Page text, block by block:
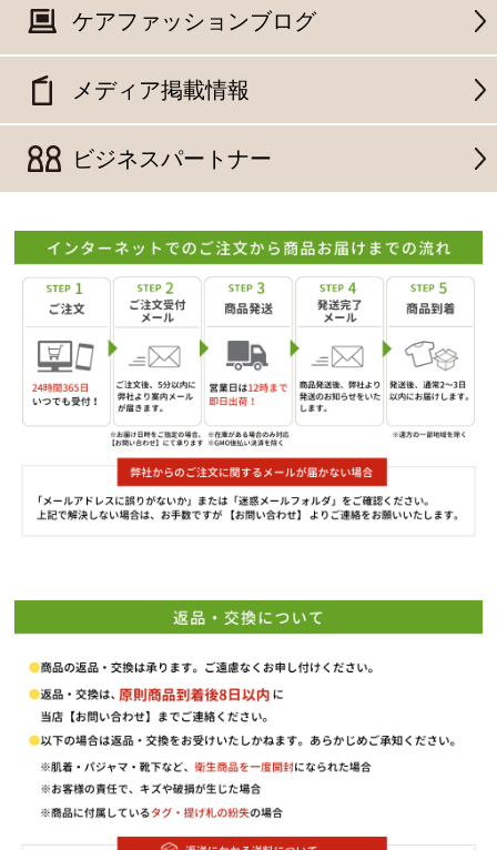
ケアファッションブログ
メディア掲載情報
ビジネスパートナー